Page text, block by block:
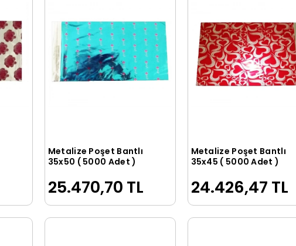
Sepete Ekle
Metalize Poşet Bantlı
35x50 ( 5000 Adet )
25.470,70 TL
Sepete Ekle
Metalize Poşet Bantlı
35x45 ( 5000 Adet )
24.426,47 TL